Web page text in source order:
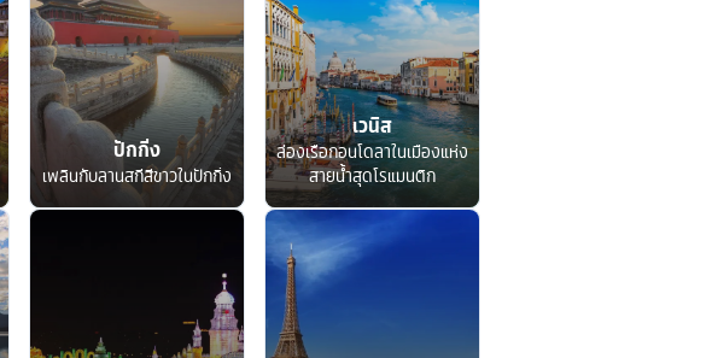
ปักกิ่ง
เพลินกับลานสกีสีขาวในปักกิ่ง
เวนิส
ล่องเรือกอนโดลาในเมืองแห่ง
สายน้ำสุดโรแมนติก